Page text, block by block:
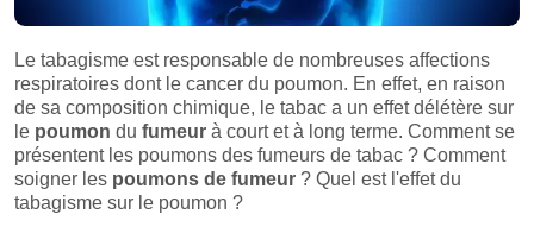
Le tabagisme est responsable de nombreuses affections
respiratoires dont le cancer du poumon. En effet, en raison
de sa composition chimique, le tabac a un effet délétère sur
le poumon du fumeur à court et à long terme. Comment se
présentent les poumons des fumeurs de tabac ? Comment
soigner les poumons de fumeur ? Quel est l'effet du
tabagisme sur le poumon ?